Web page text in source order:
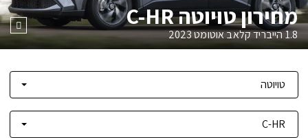
מחירון טויוטה C-HR
1.8 הייבריד קלאב אוטומט 2023